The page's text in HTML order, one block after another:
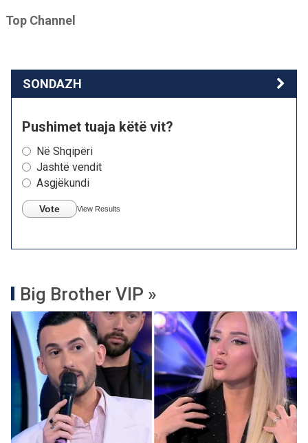
Top Channel
SONDAZH
Pushimet tuaja këtë vit?
Në Shqipëri
Jashtë vendit
Asgjëkundi
Vote View Results
Big Brother VIP »